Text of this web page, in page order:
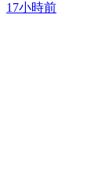
17小時前